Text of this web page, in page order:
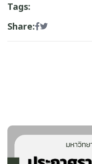
Tags:
Share: